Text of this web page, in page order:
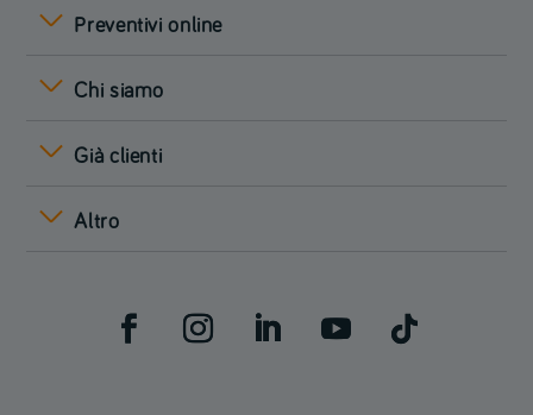
Preventivi online
Chi siamo
Già clienti
Altro